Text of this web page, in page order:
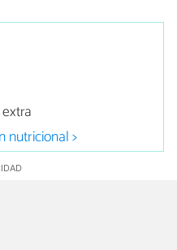
nutricional >